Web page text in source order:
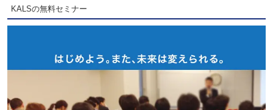
KALSの無料セミナー